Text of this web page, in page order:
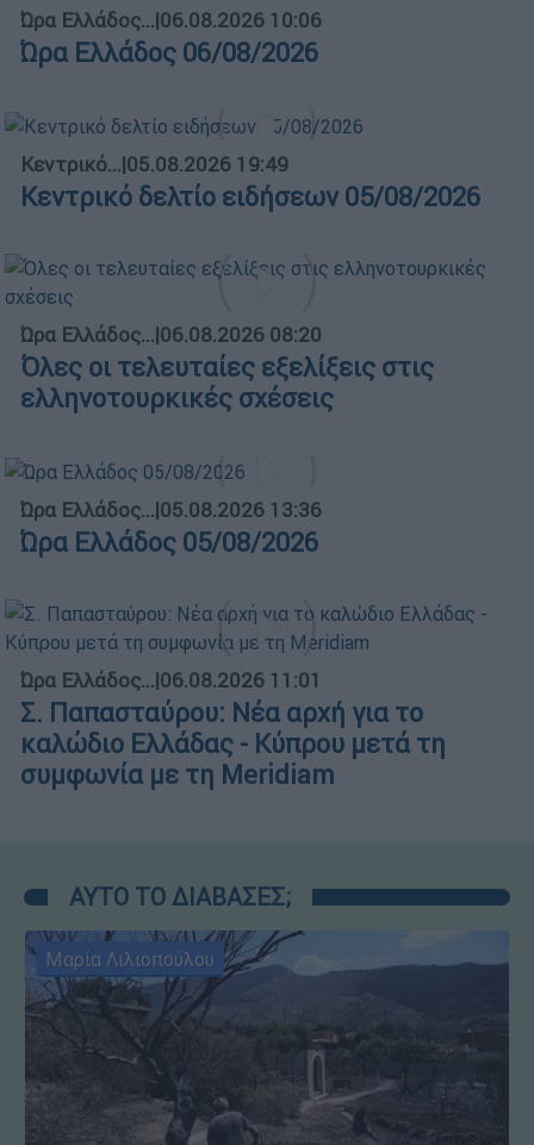
Ώρα Ελλάδος...|06.08.2026 10:06
Ώρα Ελλάδος 06/08/2026
Κεντρικό...|05.08.2026 19:49
Κεντρικό δελτίο ειδήσεων 05/08/2026
Ώρα Ελλάδος...|06.08.2026 08:20
Όλες οι τελευταίες εξελίξεις στις
ελληνοτουρκικές σχέσεις
Ώρα Ελλάδος...|05.08.2026 13:36
Ώρα Ελλάδος 05/08/2026
Ώρα Ελλάδος...|06.08.2026 11:01
Σ. Παπασταύρου: Νέα αρχή για το
καλώδιο Ελλάδας - Κύπρου μετά τη
συμφωνία με τη Meridiam
ΑΥΤΟ ΤΟ ΔΙΑΒΑΣΕΣ;
Μαρία Λιλιοπούλου